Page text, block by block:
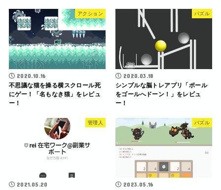
アクション
2020.10.16
不思議な猫を操る横スクロール死
にゲー！「名もなき猫」をレビュ
ー！
パズル
2020.03.18
シンプルな脳トレアプリ「ボール
をゴールへドーン！」をレビュ
ー！
管理人
2021.05.20
パズル
2023.05.16